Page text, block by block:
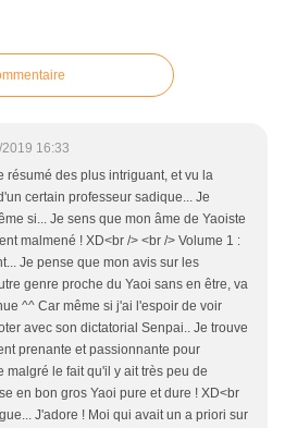
16:33
résumé des plus intriguant, et vu la
certain professeur sadique... Je
si... Je sens que mon âme de Yaoiste
malmené ! XD<br /> <br /> Volume 1 :
Je pense que mon avis sur les
genre proche du Yaoi sans en être, va
^^ Car même si j'ai l'espoir de voir
avec son dictatorial Senpai.. Je trouve
prenante et passionnante pour
malgré le fait qu'il y ait très peu de
en bon gros Yaoi pure et dure ! XD<br
J'adore ! Moi qui avait un a priori sur